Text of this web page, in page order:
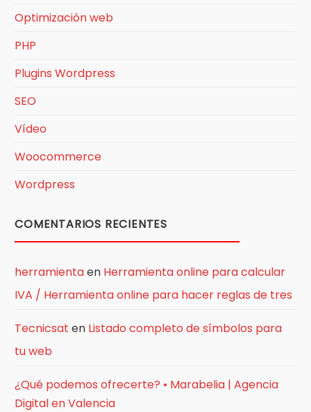
Optimización web
PHP
Plugins Wordpress
SEO
Vídeo
Woocommerce
Wordpress
COMENTARIOS RECIENTES
herramientaen Herramienta online para calcular
IVA / Herramienta online para hacer reglas de tres
Tecnicsat en Listado completo de símbolos para
tu web
¿Qué podemos ofrecerte? • Marabelia | Agencia
Digital en Valencia